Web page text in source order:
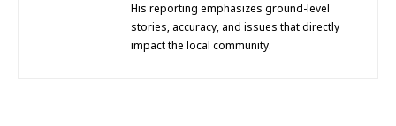
His reporting emphasizes ground-level
stories, accuracy, and issues that directly
impact the local community.